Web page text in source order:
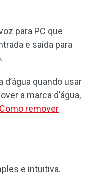
para PC que
e saída para
quando usar
a marca d’água,
Como remover
e intuitiva.